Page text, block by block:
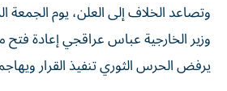
وتصاعد الخلاف إلى العلن، يوم الجمعة
وزير الخارجية عباس عراقجي إعادة
يرفض الحرس الثوري تنفيذ القرار